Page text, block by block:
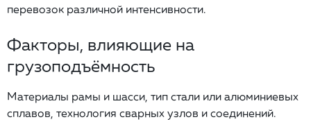
перевозок различной интенсивности.
Факторы, влияющие на
грузоподъёмность
Материалы рамы и шасси, тип стали или алюминиевых
сплавов, технология сварных узлов и соединений.